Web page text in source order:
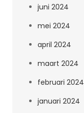
juni 2024
mei 2024
april 2024
maart 2024
februari 2024
januari 2024